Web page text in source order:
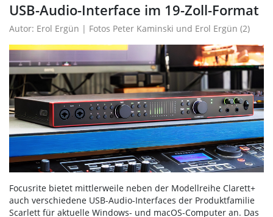
USB-Audio-Interface im 19-Zoll-Format
Autor: Erol Ergün | Fotos Peter Kaminski und Erol Ergün (2)
Focusrite bietet mittlerweile neben der Modellreihe Clarett+
auch verschiedene USB-Audio-Interfaces der Produktfamilie
Scarlett für aktuelle Windows- und macOS-Computer an. Das